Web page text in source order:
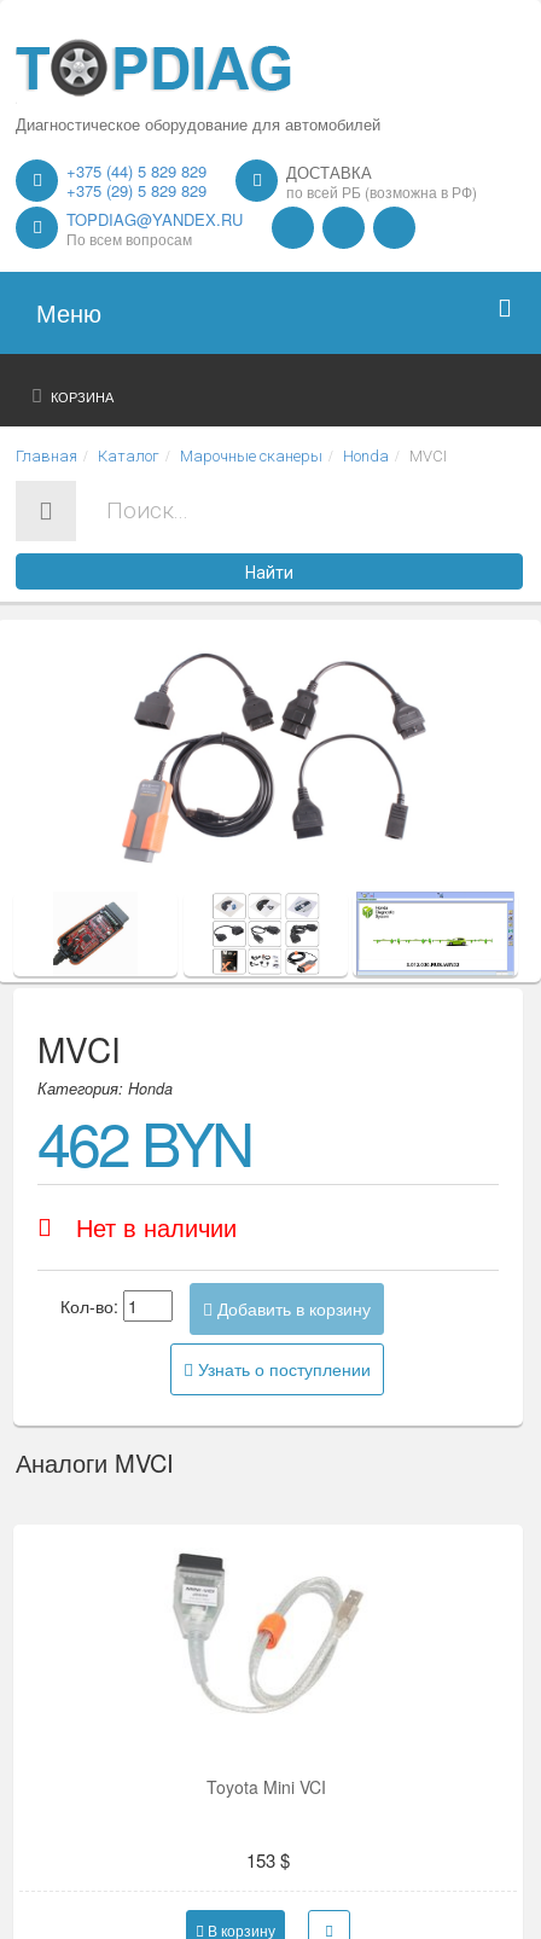
Диагностическое оборудование для автомобилей
+375 (44) 5 829 829
+375 (29) 5 829 829
ДОСТАВКА
по всей РБ (возможна в РФ)
TOPDIAG@YANDEX.RU
По всем вопросам
Меню
Главная
О нас
Каталог
Услуги
Оплата
КОРЗИНА
Главная Каталог Марочные сканеры Honda MVCI
Найти
MVCI
Категория: Honda
462 BYN
Нет в наличии
Кол-во: Добавить в корзину
Узнать о поступлении
Аналоги MVCI
Toyota Mini VCI
153 $
В корзину